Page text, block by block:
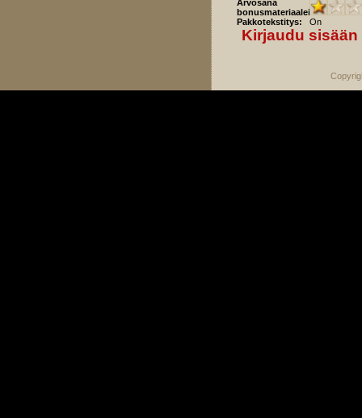
Arvosana
bonusmateriaaleista:
Pakkotekstitys:
On
Kirjaudu sisään